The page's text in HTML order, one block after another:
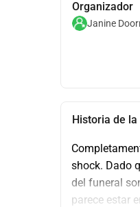
Organizador
Janine
Historia de la
shock. Dado
del funeral
parece estar